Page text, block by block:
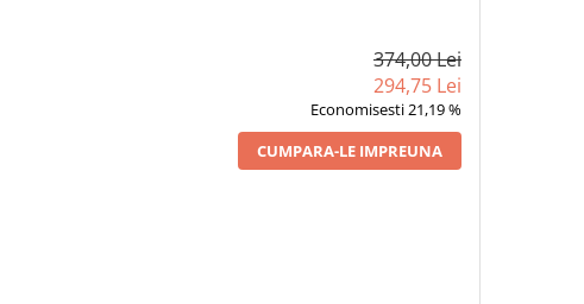
374,00 Lei
294,75 Lei
Economisesti 21,19 %
CUMPARA-LE IMPREUNA